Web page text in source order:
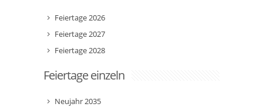
Feiertage 2026
Feiertage 2027
Feiertage 2028
Feiertage einzeln
Neujahr 2035